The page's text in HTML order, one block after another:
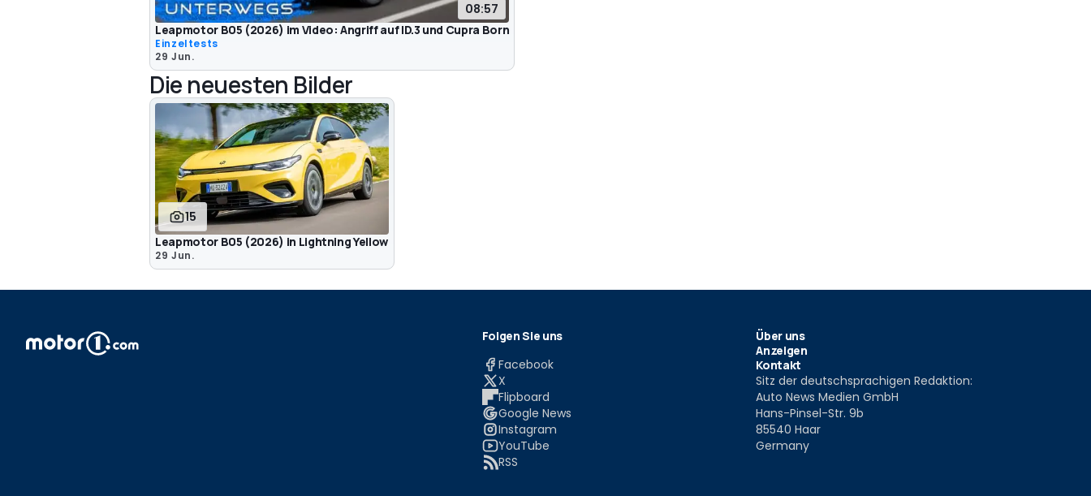
08:57
Leapmotor B05 (2026) im Video: Angriff auf ID.3 und Cupra Born
Einzeltests
29 Jun.
Die neuesten Bilder
15
Leapmotor B05 (2026) in Lightning Yellow
29 Jun.
Folgen Sie uns
Facebook
X
Flipboard
Google News
Instagram
YouTube
RSS
Über uns
Anzeigen
Kontakt
Sitz der deutschsprachigen Redaktion:
Auto News Medien GmbH
Hans-Pinsel-Str. 9b
85540 Haar
Germany